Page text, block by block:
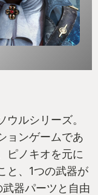
作が、今年の
ルシリーズ。
ョンゲームであ
ピノキオを元に
と、1つの武器が
器パーツと自由